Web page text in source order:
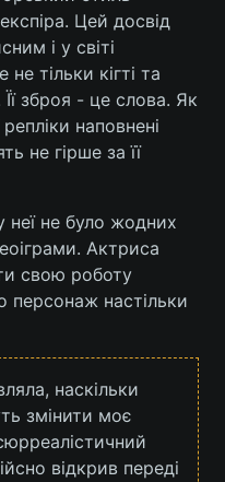
Цей досвід
і у світі
не тільки кігті та
зброя - це слова. Як
наповнені
не гірше за її
неї не було жодних
Актриса
свою роботу
персонаж настільки
наскільки
змінити моє
відкрив переді